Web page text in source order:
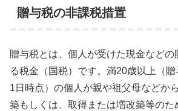
贈与税の非課税措置
贈与税とは、個人が受けた現金など
る税金（国税）です。満20歳以上（贈
1日時点）の個人が親や祖父母などか
築もしくは、取得または増改築等のた